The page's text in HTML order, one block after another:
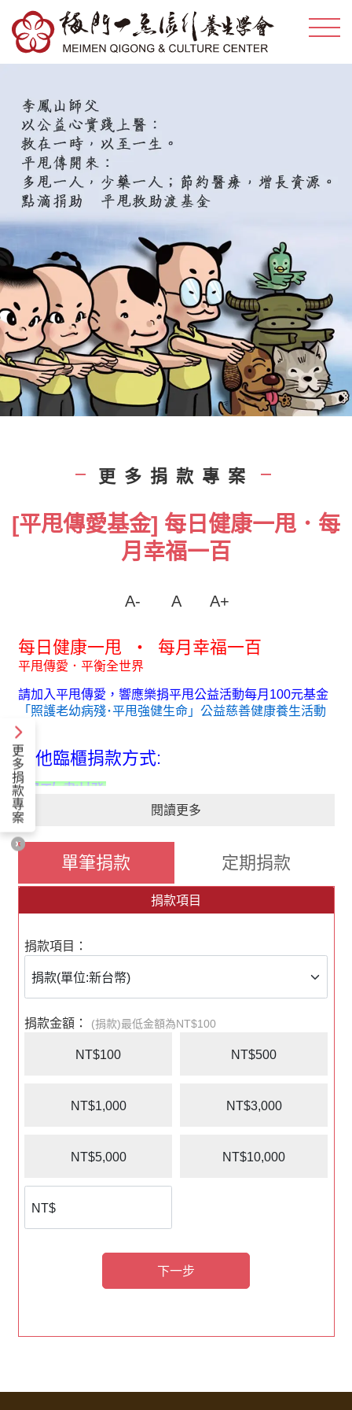
| 更多捐款專案 |
[平甩傳愛基金] 每日健康一甩．每
月幸福一百
A- A A+
每日健康一甩 ‧ 每月幸福一百
平甩傳愛．平衡全世界
請加入平甩傳愛，響應樂捐平甩公益活動每月100元基金
「照護老幼病殘･平甩強健生命」公益慈善健康養生活動
其他臨櫃捐款方式:
郵政劃撥
戶名：社團法人中華民國梅門一氣流行養生學會
劃撥帳號：19728050
請您至郵局索取劃撥單，並請詳細填寫捐款人聯絡資料，
完成劃撥。
銀行臨櫃匯款
戶名: 社團法人中華民國梅門一氣流行養生學會
匯款銀行：第一銀行光復分行
匯款帳號：153-10-050857(銀行代號007)
閱讀更多
單筆捐款 定期捐款
捐款項目
捐款項目：
捐款金額： (捐款)最低金額為NT$100
NT$100 NT$500
NT$1,000 NT$3,000
NT$5,000 NT$10,000
下一步
更
多
捐
款
專
案